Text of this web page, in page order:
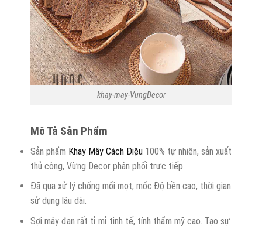
khay-may-VungDecor
Mô Tả Sản Phẩm
Sản phẩm Khay Mây Cách Điệu100% tự nhiên, sản xuất
thủ công, Vừng Decor phân phối trực tiếp.
Đã qua xử lý chống mối mọt, mốc.Độ bền cao, thời gian
sử dụng lâu dài.
Sợi mây đan rất tỉ mỉ tinh tế, tính thẩm mỹ cao. Tạo sự